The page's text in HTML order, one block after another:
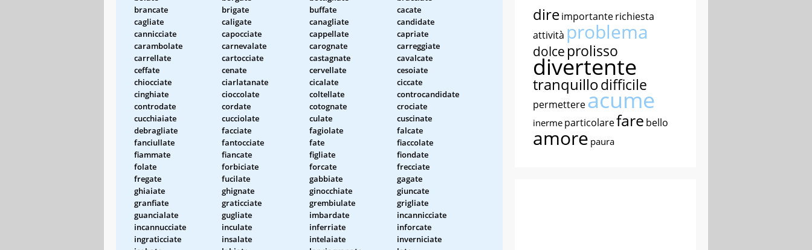
brancate
brigate buffate
cacate
cagliate
caligate canagliate
candidate
cannicciate
capocciate cappellate
capriate
carambolate
carnevalate carognate
carreggiate
carrellate
cartocciate castagnate
cavalcate
ceffate
cenate cervellate
cesoiate
chiocciate
ciarlatanate cicalate
ciccate
cinghiate
cioccolate coltellate
controcandidate
controdate
cordate cotognate
crociate
cucchiaiate
cucciolate culate
cuscinate
debragliate
facciate fagiolate
falcate
fanciullate
fantocciate fate
fiaccolate
fiammate
fiancate figliate
fiondate
folate
forbiciate forcate
frecciate
fregate
fucilate gabbiate
gagate
ghiaiate
ghignate ginocchiate
giuncate
granfiate
graticciate grembiulate
grigliate
guancialate
gugliate imbardate
incannicciate
incannucciate
inculate inferriate
inforcate
ingraticciate
insalate intelaiate
inverniciate
direimportanterichiesta
attività problema
dolce prolisso
divertente
tranquillodifficile
permettereacume
inerme particolarefare bello
amore paura